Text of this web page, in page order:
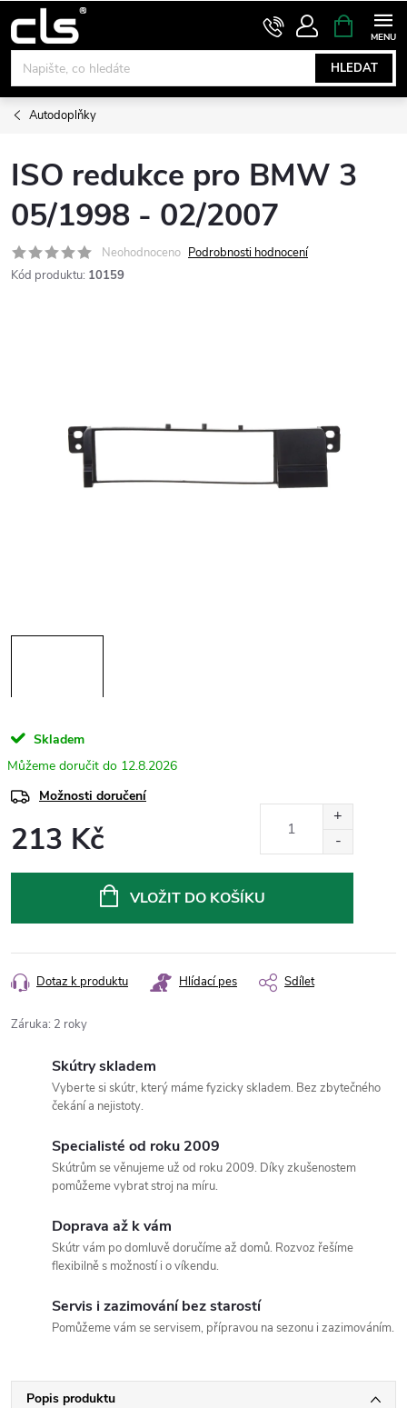
na
obsah
HLEDAT
NÁKUPNÍ
KOŠÍK
Autodoplňky
ISO redukce pro BMW 3
05/1998 - 02/2007
Neohodnoceno Podrobnosti hodnocení
Kód produktu: 10159
Skladem
12.8.2026
Možnosti doručení
213 Kč
VLOŽIT DO KOŠÍKU
Dotaz k produktu Hlídací pes Sdílet
Záruka: 2 roky
Skútry skladem
Vyberte si skútr, který máme fyzicky skladem. Bez zbytečného
čekání a nejistoty.
Specialisté od roku 2009
Skútrům se věnujeme už od roku 2009. Díky zkušenostem
pomůžeme vybrat stroj na míru.
Doprava až k vám
Skútr vám po domluvě doručíme až domů. Rozvoz řešíme
flexibilně s možností i o víkendu.
Servis i zazimování bez starostí
Pomůžeme vám se servisem, přípravou na sezonu i zazimováním.
Popis produktu